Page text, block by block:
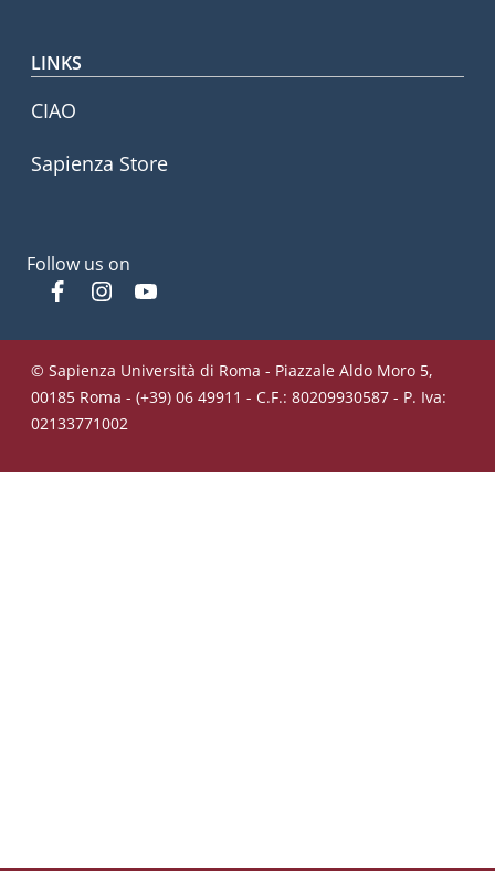
LINKS
CIAO
Sapienza Store
Follow us on
FacebookInstagram
© Sapienza Università di Roma - Piazzale Aldo Moro 5,
00185 Roma - (+39) 06 49911 - C.F.: 80209930587 - P. Iva:
02133771002